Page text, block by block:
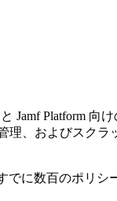
Jamf Platform
、およびスク
に数百のポリ